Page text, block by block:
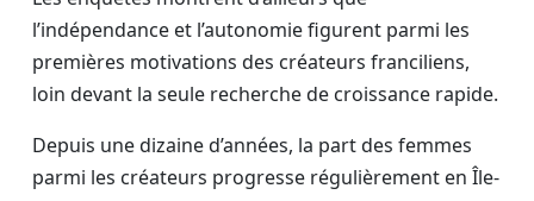
l’indépendance et l’autonomie figurent parmi les
premières motivations des créateurs franciliens,
loin devant la seule recherche de croissance rapide.
Depuis une dizaine d’années, la part des femmes
parmi les créateurs progresse régulièrement en Île-